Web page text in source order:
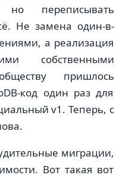
но переписывать
Не замена один-в-
а реализация
собственными
пришлось
код один раз для
v1. Теперь, с
миграции,
Вот такая вот